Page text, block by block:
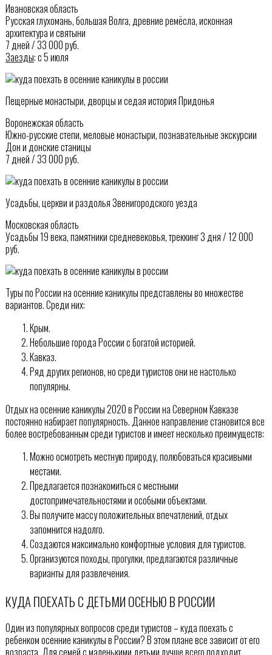
Ивановская область
Русская глухомань, большая Волга, древние ремёсла, исконная
архитектура и святыни
7 дней / 33 000 руб.
Заезды: с 5 июля
Пещерные монастыри, дворцы и седая история Придонья
Воронежская область
Южно-русские степи, меловые монастыри, познавательные экскурсии
Дон и донские станицы
7 дней / 33 000 руб.
Усадьбы, церкви и раздолья Звенигородского уезда
Московская область
Усадьбы 19 века, памятники средневековья, треккинг 3 дня / 12 000
руб.
Туры по России на осенние каникулы представлены во множестве
вариантов. Среди них:
Крым.
Небольшие города России с богатой историей.
Кавказ.
Ряд других регионов, но среди туристов они не настолько
популярны.
Отдых на осенние каникулы 2020 в России на Северном Кавказе
постоянно набирает популярность. Данное направление становится все
более востребованным среди туристов и имеет несколько преимуществ:
Можно осмотреть местную природу, полюбоваться красивыми
местами.
Предлагается познакомиться с местными
достопримечательностями и особыми объектами.
Вы получите массу положительных впечатлений, отдых
запомнится надолго.
Создаются максимально комфортные условия для туристов.
Организуются походы, прогулки, предлагаются различные
варианты для развлечения.
КУДА ПОЕХАТЬ С ДЕТЬМИ ОСЕНЬЮ В РОССИИ
Один из популярных вопросов среди туристов – куда поехать с
ребенком осенние каникулы в России? В этом плане все зависит от его